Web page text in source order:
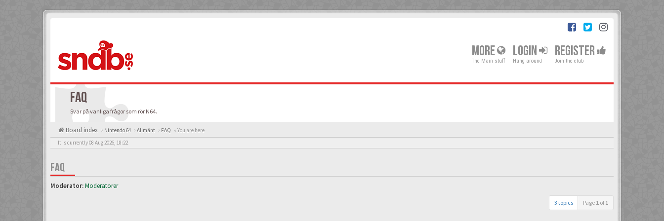
MORE
The Main stuff
LOGIN
Hang around
REGISTER
Join the club
FAQ
Svar på vanliga frågor som rör N64.
Board index Nintendo 64 Allmänt FAQ « You are here
It is currently 08 Aug 2026, 18:22
FAQ
Moderator:Moderatorer
3 topics Page 1 of1